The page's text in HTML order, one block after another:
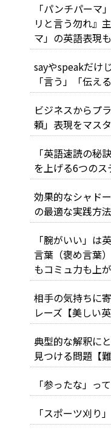
「パンチパーマ
リと言う勿れ』
マ」の英語表現
sayやspeakだけ
「言う」「伝え
ビジネスからプ
頼」表現をマス
「英語速読の秘
を上げる6つのス
効果的なシャド
の最適な実践方法
「腕がいい」は
言葉（褒め言葉
もコミュ力も上
相手の気持ちに
レーズ【美しい英
典型的な解釈に
見つける問題【
「参ったな」っ
「スポーツ刈り